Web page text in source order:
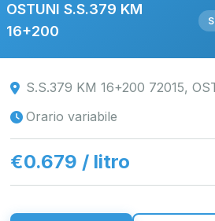
OSTUNI S.S.379 KM
16+200
S.S.379 KM 16+200 72015,
Orario variabile
€0.679 / litro